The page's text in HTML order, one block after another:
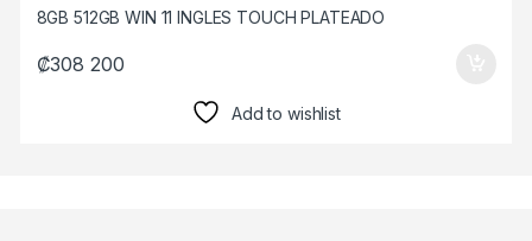
₡308 200
Add to wishlist